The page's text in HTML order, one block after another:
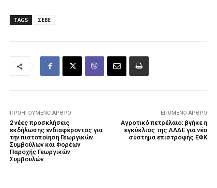
TAGS ΣΕΒΕ
ΠΡΟΗΓΟΎΜΕΝΟ ΆΡΘΡΟ
2 νέες προσκλήσεις
εκδήλωσης ενδιαφέροντος για
την πιστοποίηση Γεωργικών
Συμβούλων και Φορέων
Παροχής Γεωργικών
Συμβουλών
ΕΠΌΜΕΝΟ ΆΡΘΡΟ
Αγροτικό πετρέλαιο: βγήκε η
εγκύκλιος της ΑΑΔΕ για νέο
σύστημα επιστροφής ΕΦΚ